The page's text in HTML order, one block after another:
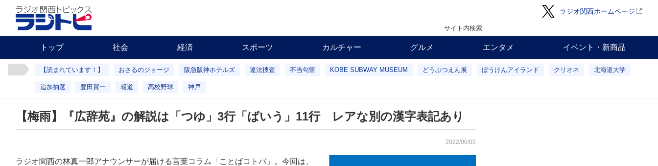
ラジオ関西ホームページ
サイト内検索
トップ 社会 経済 スポーツ カルチャー グルメ エンタメ イベント・新商品
【読まれています！】 おさるのジョージ 阪急阪神ホテルズ 違法捜査 不当勾留 KOBE SUBWAY MUSEUM どうぶつえん展 ぼうけんアイランド クリオネ 北海道大学
追加抽選 豊田賀一 報道 高校野球 神戸
【梅雨】『広辞苑』の解説は「つゆ」3行「ばいう」11行 レアな別の漢字表記あり
2022/06/05
ラジオ関西の林真一郎アナウンサーが届ける言葉コラム「ことばコトバ」。今回は、